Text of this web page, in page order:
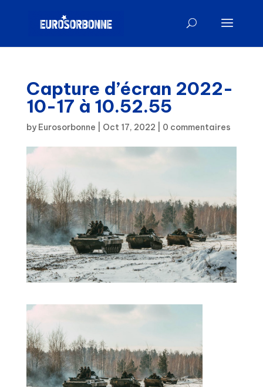
Capture d’écran 2022-
10-17 à 10.52.55
by Eurosorbonne Oct 17, 2022 0 commentaires